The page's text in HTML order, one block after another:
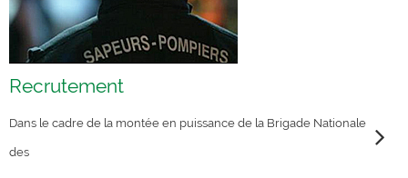
Recrutement
Dans le cadre de la montée en puissance de la Brigade Nationale
des